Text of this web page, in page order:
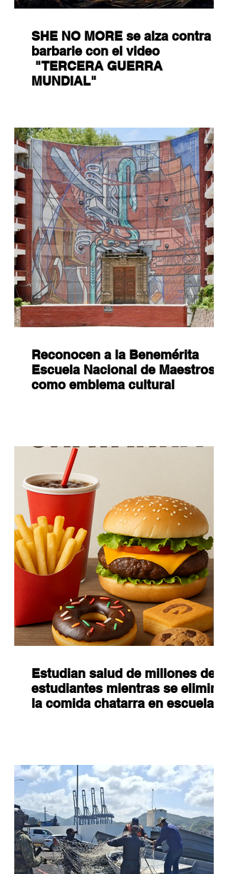
SHE NO MORE se alza contra la
barbarie con el video
"TERCERA GUERRA
MUNDIAL"
Reconocen a la Benemérita
Escuela Nacional de Maestros
como emblema cultural
Estudian salud de millones de
estudiantes mientras se elimina
la comida chatarra en escuelas